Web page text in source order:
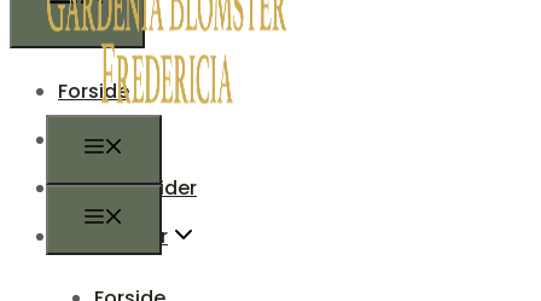
Forside
Butikken
Åbningstider
Vi tilbyder